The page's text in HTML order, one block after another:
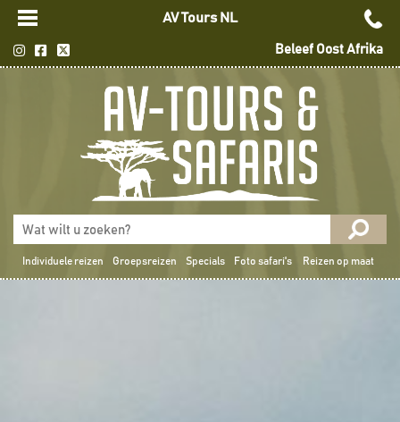
AV Tours NL
Beleef Oost Afrika
Individuele reizen Groepsreizen Specials Foto safari's Reizen op maat